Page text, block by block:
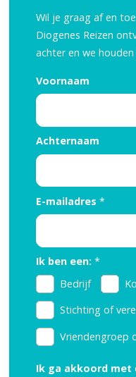
Wil je graag af en
Diogenes Reizen
achter en we
Voornaam
Achternaam
E-mailadres *
Ik ben een: *
Bedrijf
Stichting of
Vriendengroep
Ik ga akkoord met